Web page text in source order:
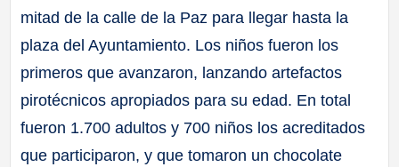
mitad de la calle de la Paz para llegar hasta la
plaza del Ayuntamiento. Los niños fueron los
primeros que avanzaron, lanzando artefactos
pirotécnicos apropiados para su edad. En total
fueron 1.700 adultos y 700 niños los acreditados
que participaron, y que tomaron un chocolate